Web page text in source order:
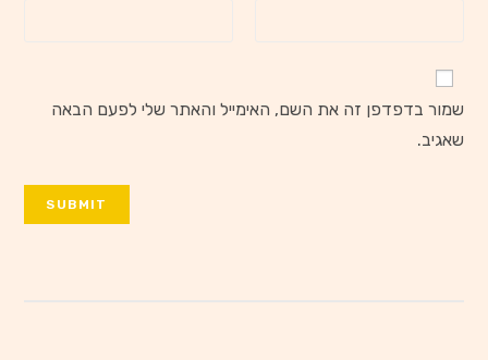
שמור בדפדפן זה את השם, האימייל והאתר שלי לפעם הבאה
שאגיב.